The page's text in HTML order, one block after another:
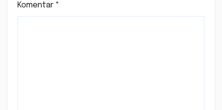
Komentar *